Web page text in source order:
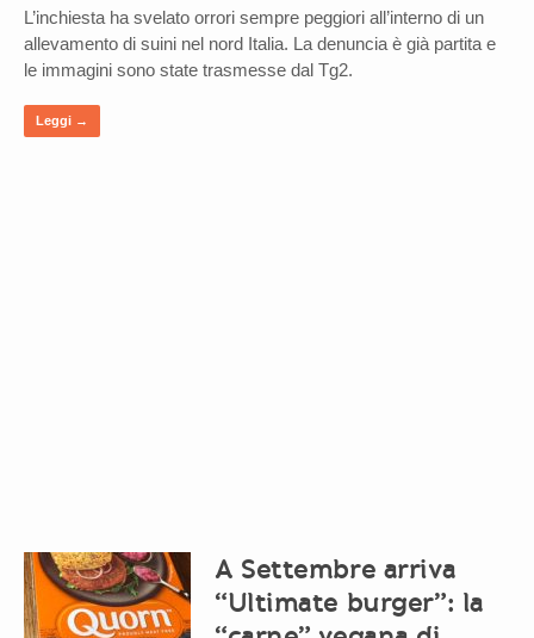
L’inchiesta ha svelato orrori sempre peggiori all’interno di un
allevamento di suini nel nord Italia. La denuncia è già partita e
le immagini sono state trasmesse dal Tg2.
Leggi →
A Settembre arriva
“Ultimate burger”: la